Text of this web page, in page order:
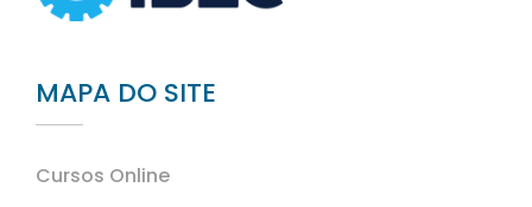
MAPA DO SITE
Cursos Online